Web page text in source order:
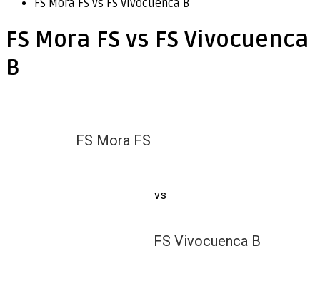
FS Mora FS vs FS Vivocuenca B
FS Mora FS vs FS Vivocuenca
B
FS Mora FS
vs
FS Vivocuenca B